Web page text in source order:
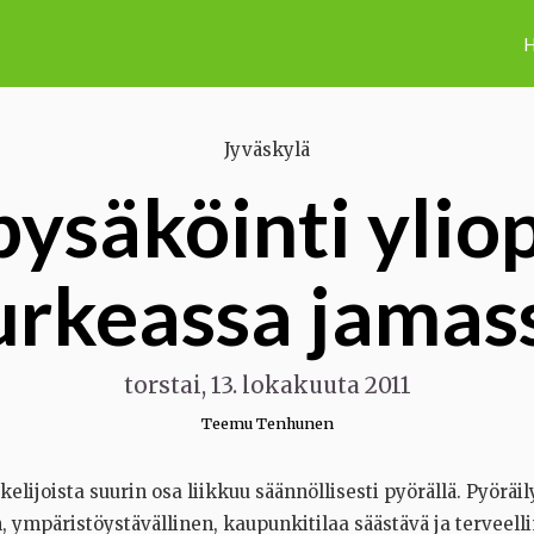
Jyväskylä
torstai, 13. lokakuuta 2011
Teemu Tenhunen
suurin osa liikkuu säännöllisesti pyörällä.
ympäristöystävällinen, kaupunkitilaa säästävä ja